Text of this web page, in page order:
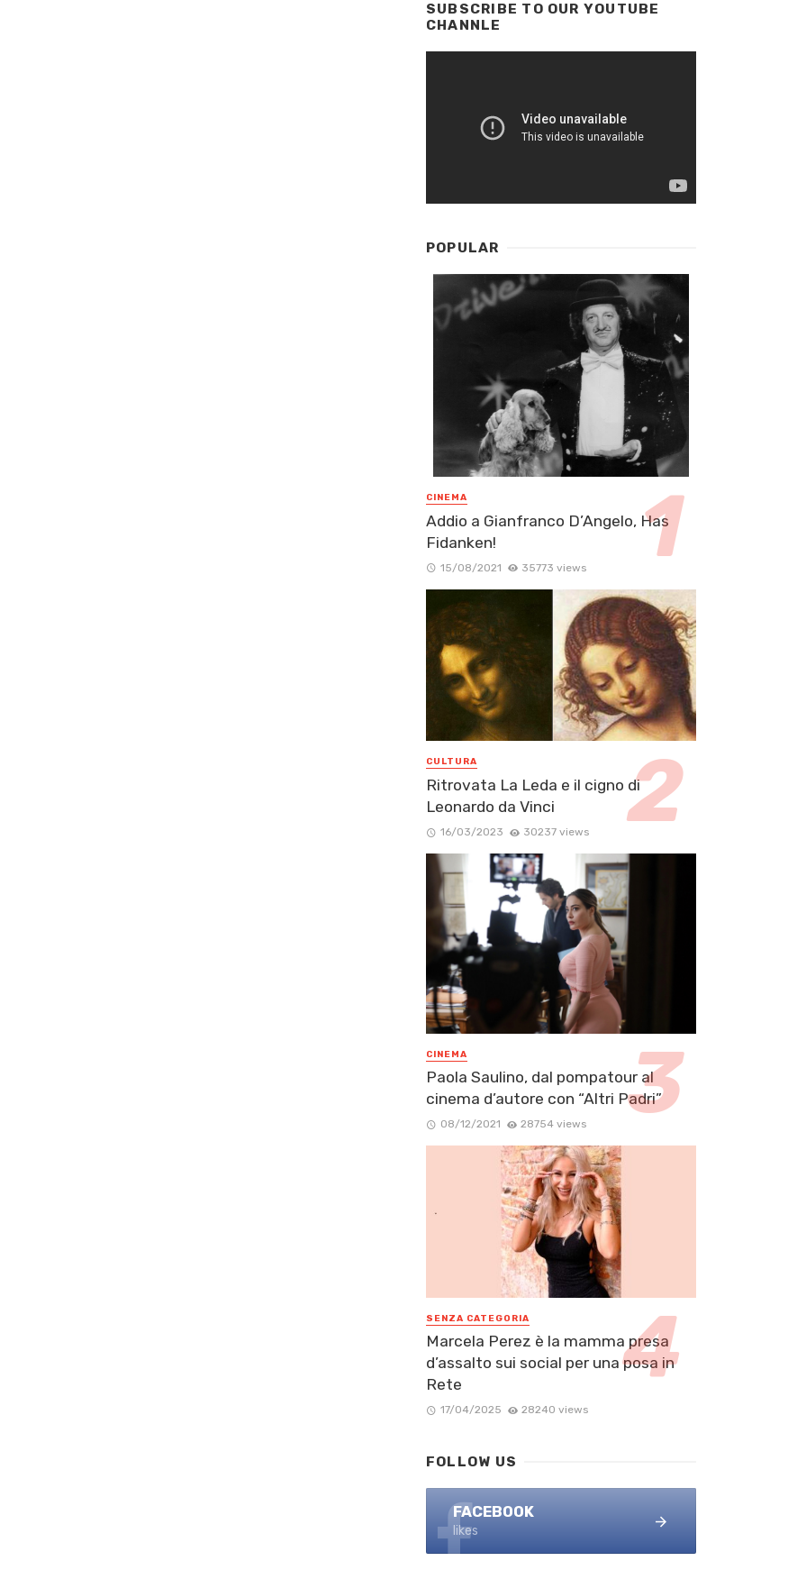
SUBSCRIBE TO OUR YOUTUBE
CHANNLE
POPULAR
CINEMA
Addio a Gianfranco D’Angelo, Has
Fidanken!
15/08/2021 35773 views
CULTURA
Ritrovata La Leda e il cigno di
Leonardo da Vinci
16/03/2023 30237 views
CINEMA
Paola Saulino, dal pompatour al
cinema d’autore con “Altri Padri”
08/12/2021 28754 views
SENZA CATEGORIA
Marcela Perez è la mamma presa
d’assalto sui social per una posa in
Rete
17/04/2025 28240 views
FOLLOW US
FACEBOOK
likes